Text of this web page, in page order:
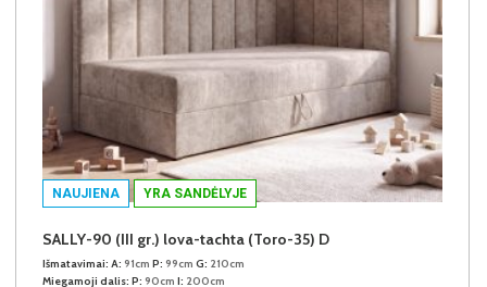
NAUJIENA YRA SANDĖLYJE
SALLY-90 (III gr.) lova-tachta (Toro-35) D
Išmatavimai: A: 91cm P: 99cm G: 210cm
Miegamoji dalis: P: 90cm I: 200cm